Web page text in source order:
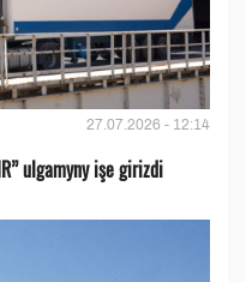
27.07.2026 - 12:14
ulgamyny işe girizdi